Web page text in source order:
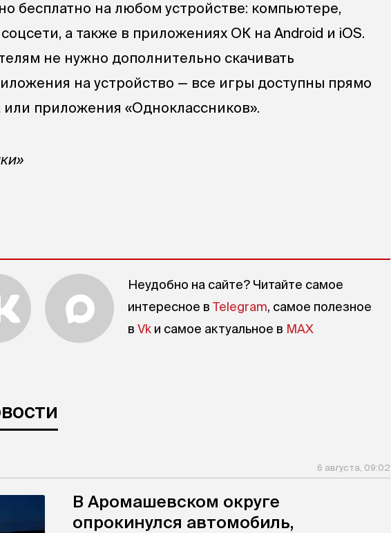
бесплатно на любом устройстве: компьютере,
а также в приложениях ОК на Android и iOS.
не нужно дополнительно скачивать
на устройство — все игры доступны прямо
или приложения «Одноклассников».
Неудобно на сайте? Читайте самое
интересное в Telegram, самое полезное
в Vk и самое актуальное в MAX
6 августа, 09:02
В Аромашевском округе
опрокинулся автомобиль,